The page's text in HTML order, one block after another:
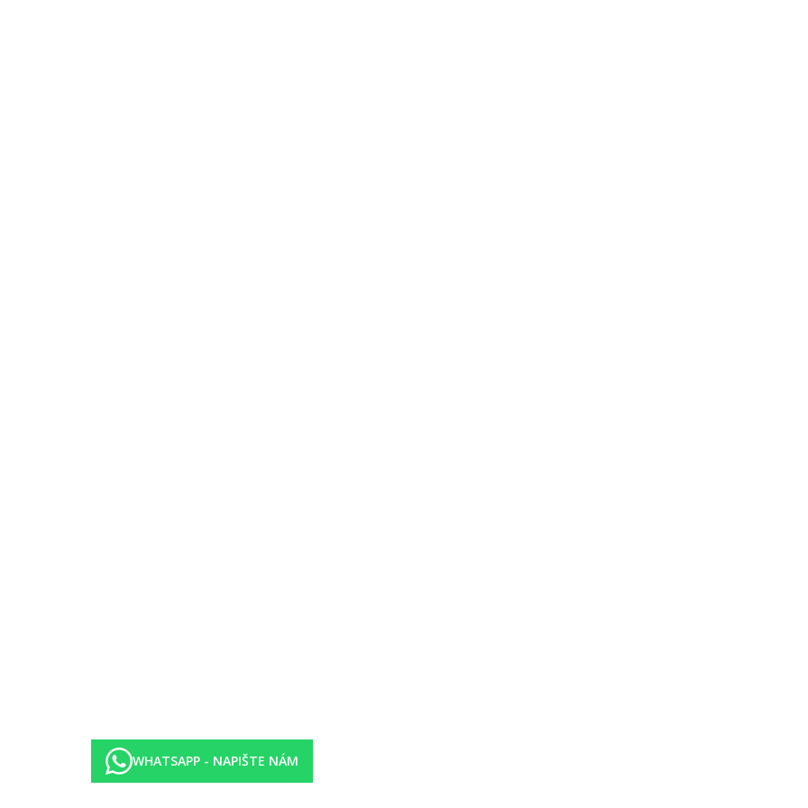
1x za pobyt (min. 7 nocí) zdarma, rezervace nutná, restaurace á la carte (asijská)- za poplatek, rezervace nutná, lobby bar, bar u bazénu,
slunečníky a osušky (zdarma), dětský bazén, líná řeka, skluzavky, miniklub, dětské hřiště, obchodní arkáda.
podloží (doporučujeme obuv do vody). Lehátka, slunečníky a osušky zdarma, bar na pláži.
hod.)
stolní tenis, lukostřelba, fitness.
lázně.
(na vyžádání). Rampy v areálu a rampa do bazénu.
WHATSAPP - NAPIŠTE NÁM